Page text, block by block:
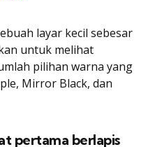
layar kecil sebesar
untuk melihat
pilihan warna yang
Mirror Black, dan
pertama berlapis